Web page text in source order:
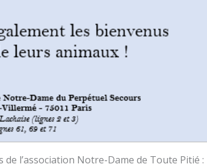
l’association Notre-Dame de Toute Pitié :